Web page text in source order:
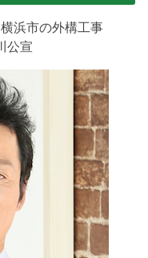
浜市の外構工事
公宣